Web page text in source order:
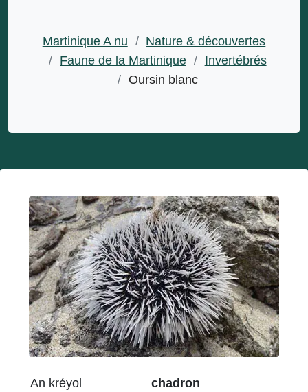
Martinique A nu / Nature & découvertes
/ Faune de la Martinique /
Invertébrés
/ Oursin blanc
An kréyol chadron